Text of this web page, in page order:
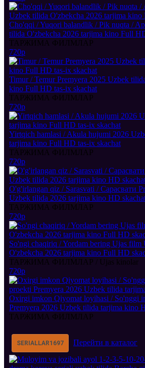
Cho'qqi / Yuqori balandlik / Pik nuqta /
tilida O'zbekcha 2026 tarjima kino Full
ТАРЖИМА ФИЛМЛАР
720p
Timur / Temur Premyera 2025 Uzbek
kino Full HD tas-ix skachat
ТАРЖИМА ФИЛМЛАР
720p
Yirtqich hamlasi / Akula hujumi 2026
tarjima kino Full HD tas-ix skachat
ТАРЖИМА ФИЛМЛАР
720p
O'g'irlangan qiz / Sarasvati / Сарасвати
Uzbek tilida 2026 tarjima kino HD
ТАРЖИМА ФИЛМЛАР
720p
So'ngi chaqiriq / Yordam bering Ujas film
O'zbekcha 2026 tarjima kino Full HD
ТАРЖИМА ФИЛМЛАР / Ujas kinolar
720p
Oxirgi imkon Qiyomat loyihasi / So'nggi
Premyera 2026 Uzbek tilida tarjima kino
ТАРЖИМА ФИЛМЛАР
SERIALLAR1697 Перейти в каталог